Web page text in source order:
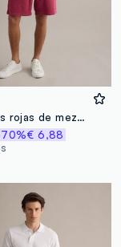
Bermudas rojas de mezcla de algodón con cintura elástica
€ 6,88